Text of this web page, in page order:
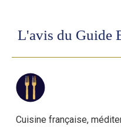
L'avis du Guide
Cuisine française,